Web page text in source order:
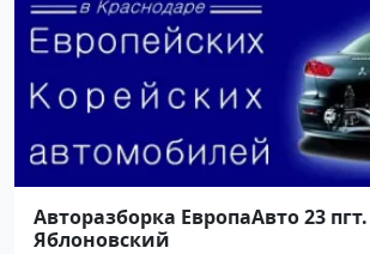
Авторазборка ЕвропаАвто 23 пгт.
Яблоновский